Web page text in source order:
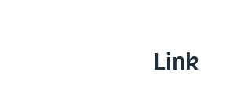
Link